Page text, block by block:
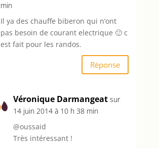
min
Il ya des chauffe biberon qui n’ont
pas besoin de courant electrique 🙂 c
est fait pour les randos.
Réponse
Véronique Darmangeat sur
14 juin 2014 à 10 h 38 min
@oussaid
Très intéressant !